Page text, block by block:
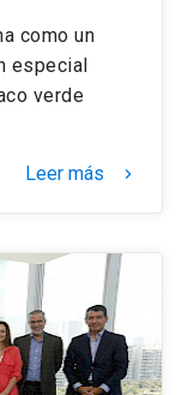
como un
especial
verde
Leer más keyboard_arrow_right